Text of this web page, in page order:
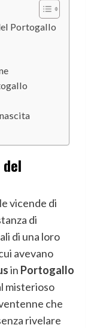
Portogallo
vicende di
di
di una loro
avevano
in Portogallo
misterioso
che
rivelare